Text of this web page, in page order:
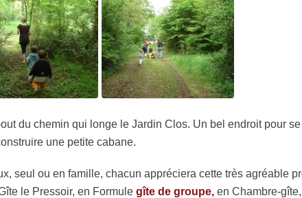
du chemin qui longe le Jardin Clos. Un bel endroit pour
une petite cabane.
seul ou en famille, chacun appréciera cette très agréable
le Pressoir, en Formule gîte de groupe, en Chambre-